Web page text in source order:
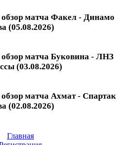
обзор матча Факел - Динамо
(05.08.2026)
обзор матча Буковина - ЛНЗ
(03.08.2026)
матча Ахмат - Спартак
(02.08.2026)
Главная